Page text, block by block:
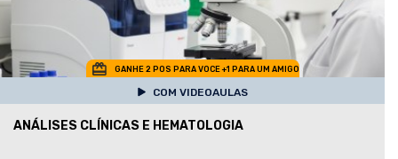
GANHE 2 POS PARA VOCE +1 PARA UM AMIGO
COM VIDEOAULAS
ANÁLISES CLÍNICAS E HEMATOLOGIA